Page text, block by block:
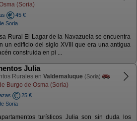
(Soria)
45 €
Soria
Rural El Lagar de la Navazuela se encuentra
un edificio del siglo XVIII que era una antigua
construida en pi ...
Julia
Rurales en Valdemaluque (Soria)
Burgo de Osma (Soria)
25 €
Soria
turísticos Julia son sin duda los